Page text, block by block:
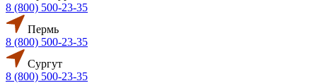
8 (800) 500-23-35
Пермь
8 (800) 500-23-35
Сургут
8 (800) 500-23-35